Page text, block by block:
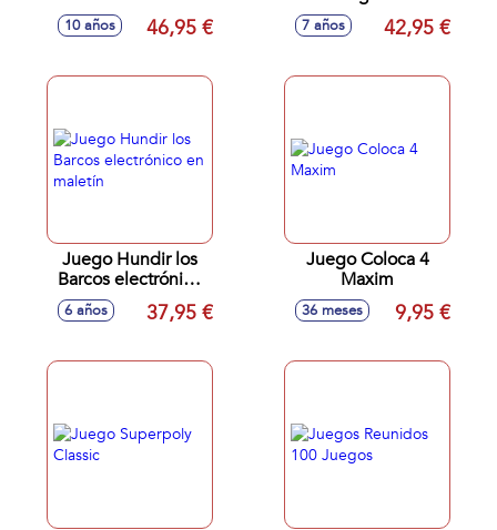
10 años 46,95 € 7 años 42,95 €
Juego Hundir los
Barcos electrónico
en maletín
6 años 37,95 €
Juego Coloca 4
Maxim
36 meses 9,95 €